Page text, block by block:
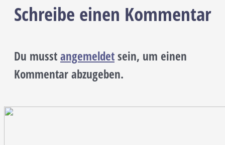
Schreibe einen Kommentar
Du musstangemeldetsein, um einen
Kommentar abzugeben.